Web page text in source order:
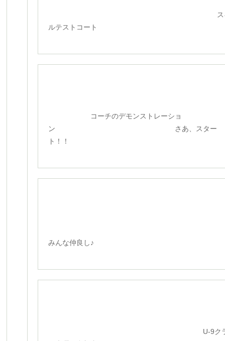
ス
ルテストコート
コーチのデモンストレーショ
ン さあ、スター
ト！！
みんな仲良し♪
U-9ク